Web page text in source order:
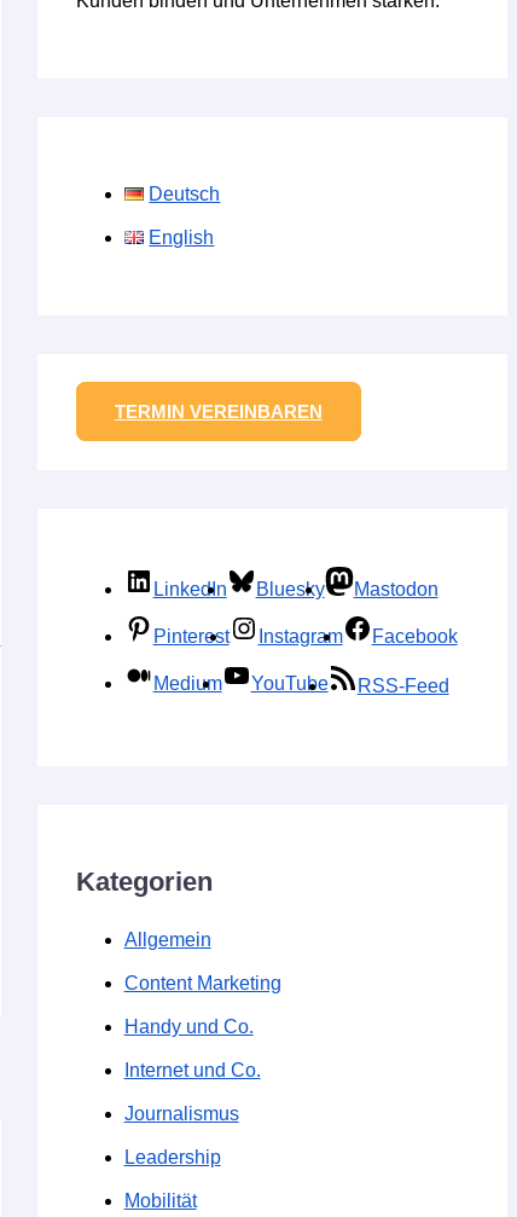
Deutsch
English
TERMIN VEREINBAREN
LinkedIn Bluesky Mastodon
Pinterest Instagram Facebook
Medium YouTube RSS-Feed
Kategorien
Allgemein
Content Marketing
Handy und Co.
Internet und Co.
Journalismus
Leadership
Mobilität